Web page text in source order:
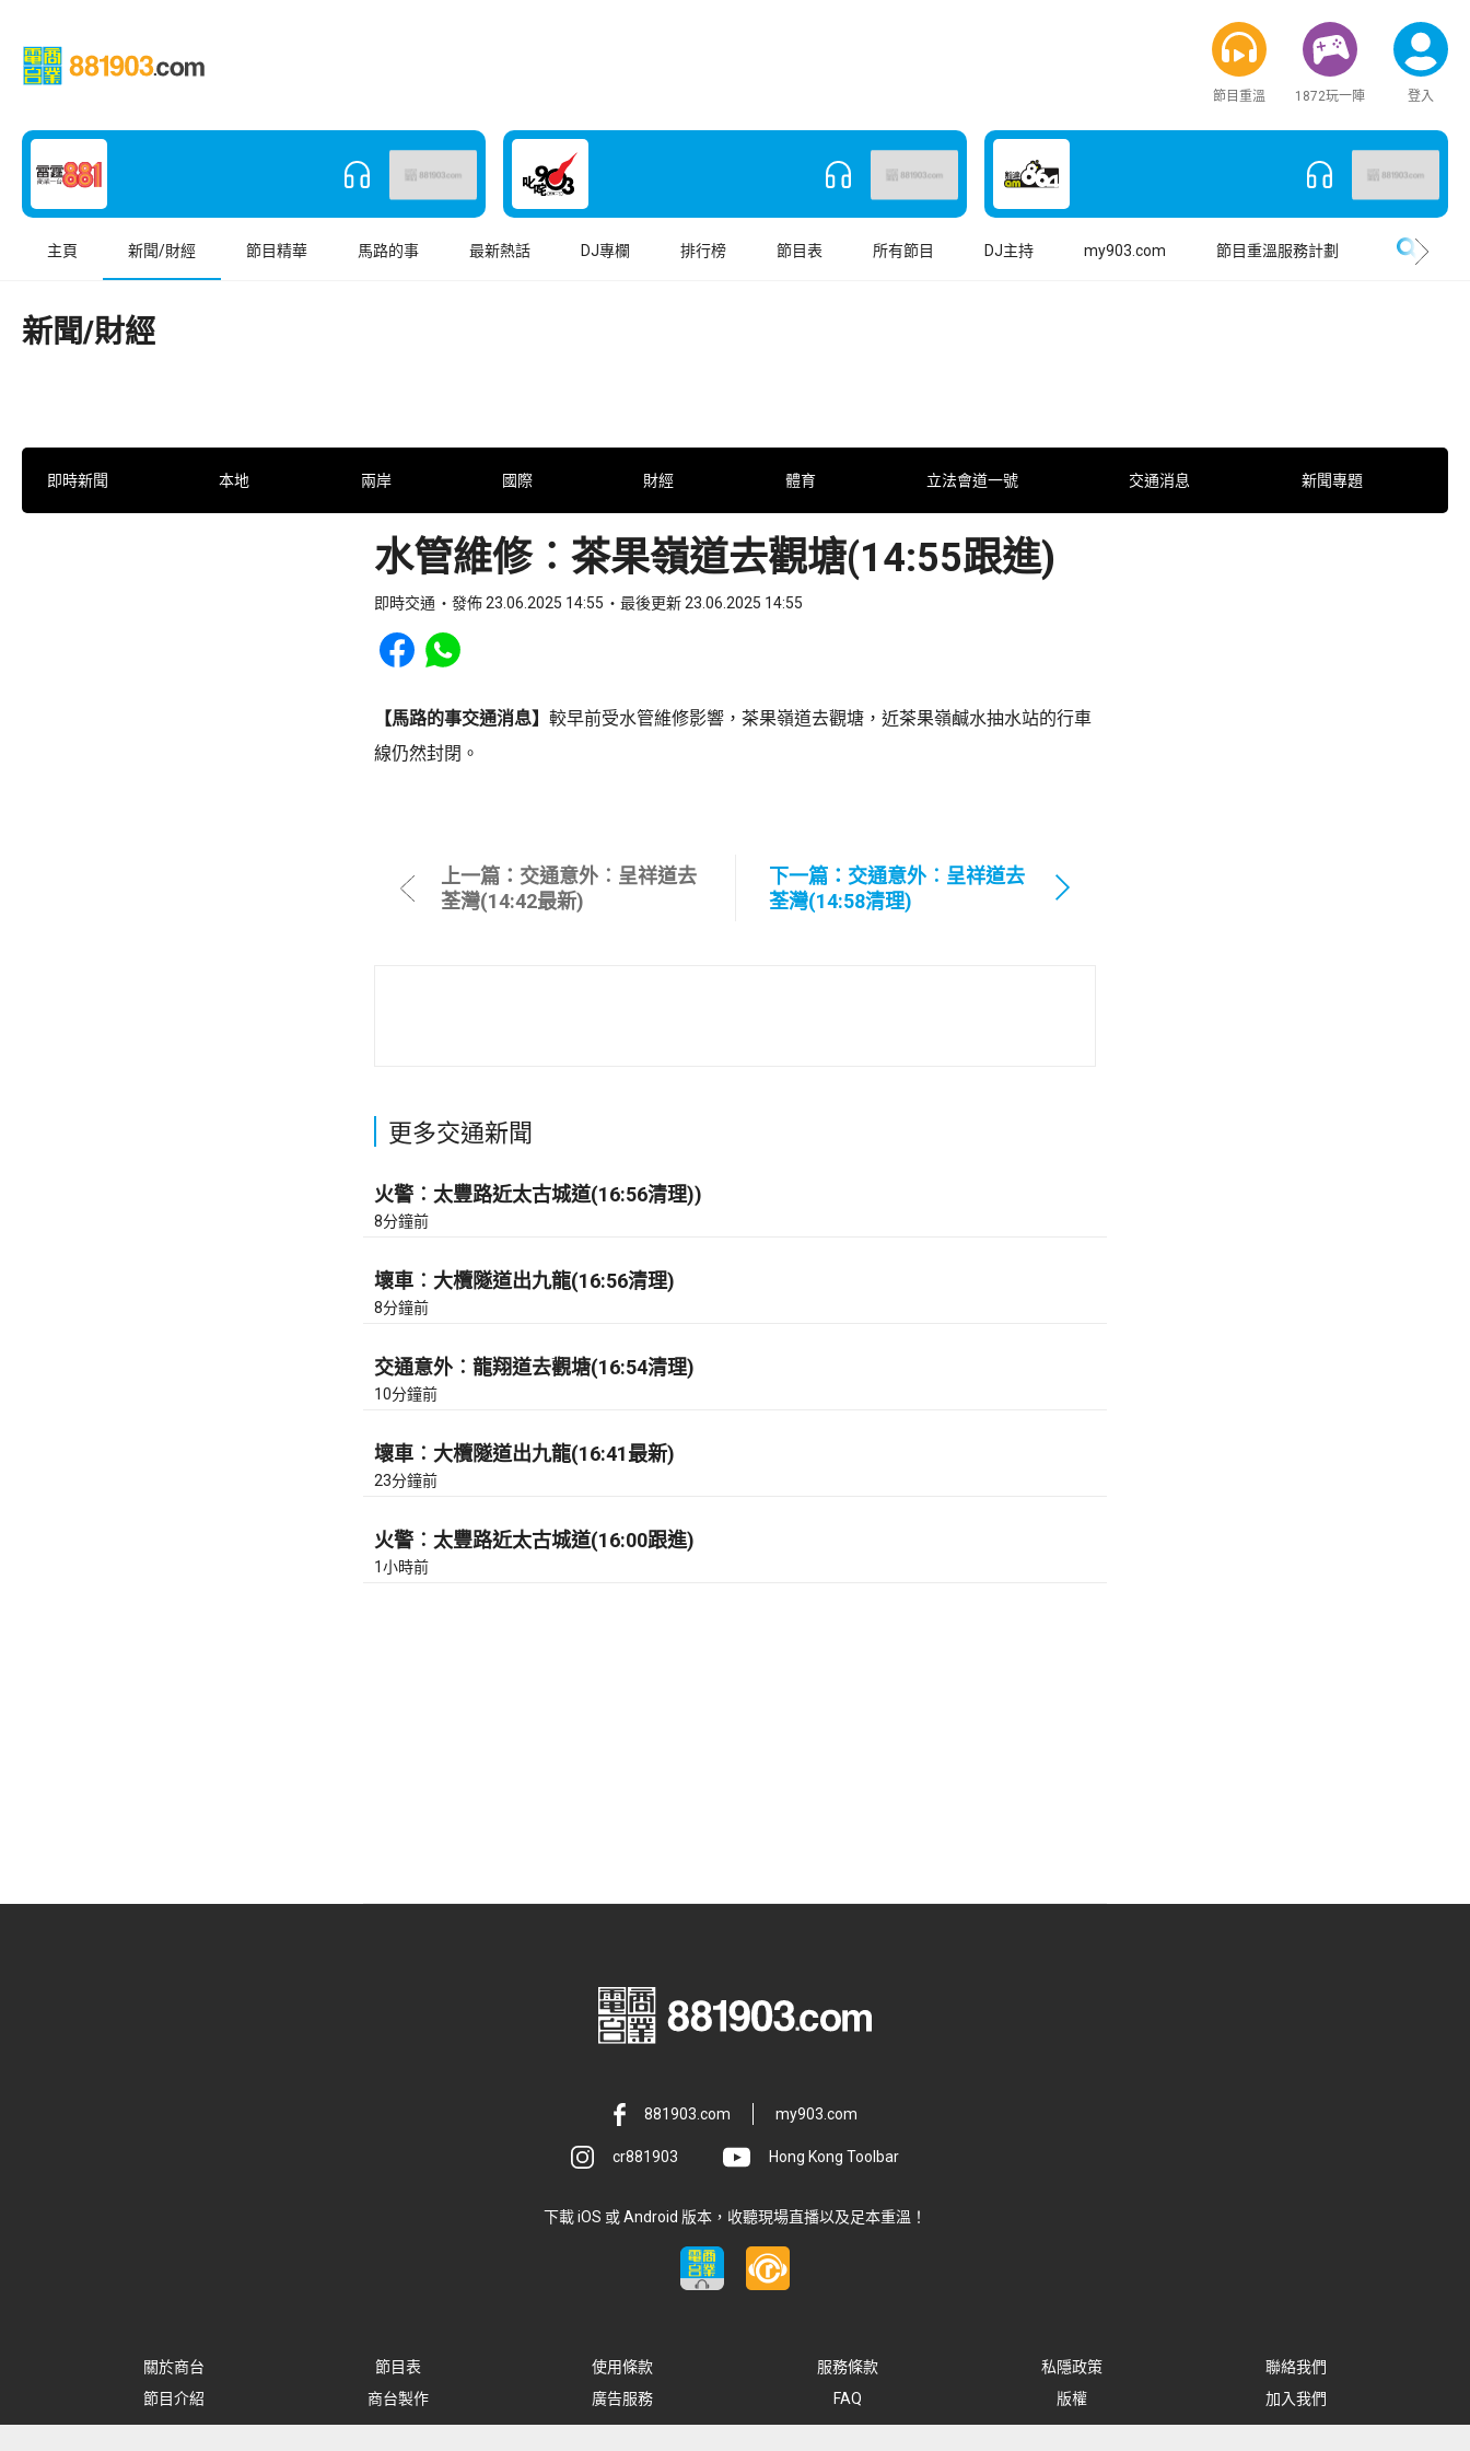
節目重溫 1872玩一陣 登入
主頁 新聞/財經 節目精華 馬路的事 最新熱話 DJ專欄 排行榜 節目表 所有節目 DJ主持 my903.com 節目重溫服務計劃
新聞/財經
即時新聞 本地 兩岸 國際 財經 體育 立法會道一號 交通消息 新聞專題
水管維修︰茶果嶺道去觀塘(14:55跟進)
即時交通 發佈 23.06.2025 14:55 最後更新 23.06.2025 14:55
Share to Facebook
Share to WhatsApp
【馬路的事交通消息】 較早前受水管維修影響，茶果嶺道去觀塘，近茶果嶺鹹水抽水站的行車
線仍然封閉。
上一篇：交通意外︰呈祥道去
荃灣(14:42最新)
下一篇：交通意外︰呈祥道去
荃灣(14:58清理)
更多交通新聞
火警︰太豐路近太古城道(16:56清理))
8分鐘前
壞車︰大欖隧道出九龍(16:56清理)
8分鐘前
交通意外︰龍翔道去觀塘(16:54清理)
10分鐘前
壞車︰大欖隧道出九龍(16:41最新)
23分鐘前
火警︰太豐路近太古城道(16:00跟進)
1小時前
881903.com my903.com
cr881903 Hong Kong Toolbar
下載 iOS 或 Android 版本，收聽現場直播以及足本重溫！
關於商台 節目表 使用條款 服務條款 私隱政策
聯絡我們
節目介紹
商台製作 廣告服務 FAQ 版權 加入我們